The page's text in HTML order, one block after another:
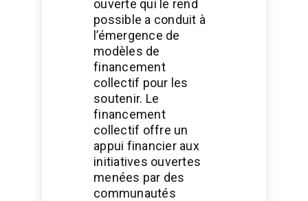
ouverte qui le rend
possible a conduit à
l’émergence de
modèles de
financement
collectif pour les
soutenir. Le
financement
collectif offre un
appui financier aux
initiatives ouvertes
menées par des
communautés